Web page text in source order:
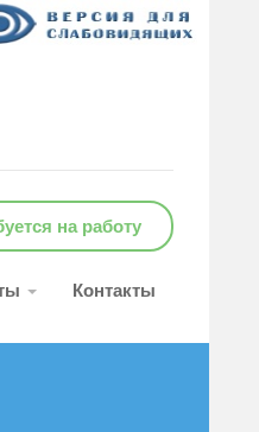
на работу
Контакты